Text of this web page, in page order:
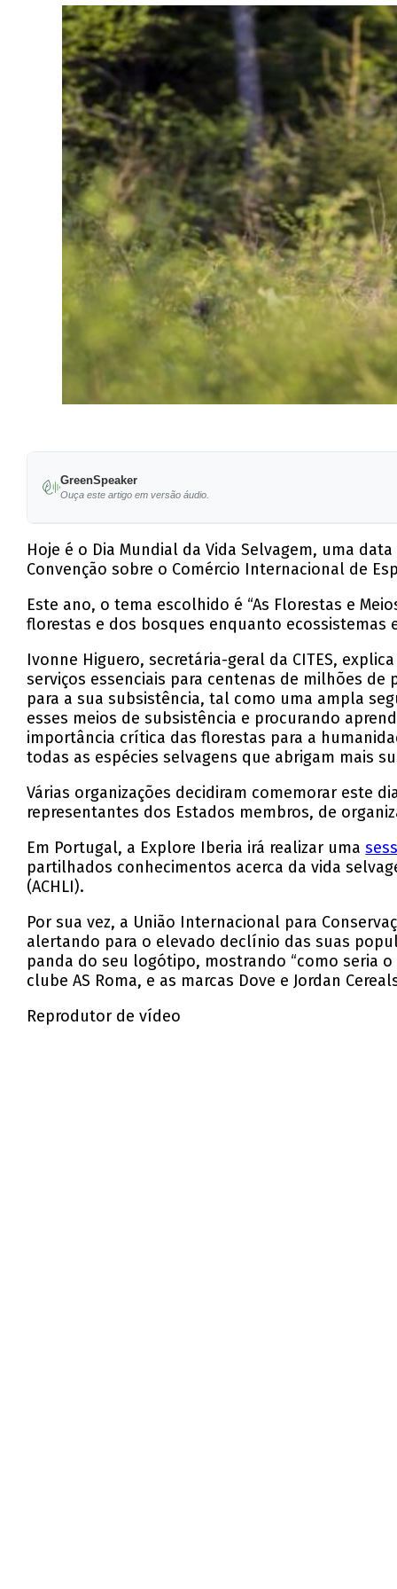
GreenSpeaker
Ouça este artigo em versão áudio.
Hoje é o Dia Mundial da Vida Selvagem, uma
Convenção sobre o Comércio Internacional de
Este ano, o tema escolhido é “As Florestas e
florestas e dos bosques enquanto ecossistemas
Ivonne Higuero, secretária-geral da CITES,
serviços essenciais para centenas de milhões
para a sua subsistência, tal como uma ampla
esses meios de subsistência e procurando
importância crítica das florestas para a
todas as espécies selvagens que abrigam mais
Várias organizações decidiram comemorar este
representantes dos Estados membros, de
Em Portugal, a Explore Iberia irá realizar uma
partilhados conhecimentos acerca da vida
(ACHLI).
Por sua vez, a União Internacional para
alertando para o elevado declínio das suas
panda do seu logótipo, mostrando “como seria
clube AS Roma, e as marcas Dove e Jordan
Reprodutor de vídeo